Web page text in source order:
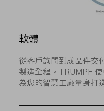
軟體
從客戶詢問到成品件交
製造全程。TRUMPF
為您的智慧工廠量身打